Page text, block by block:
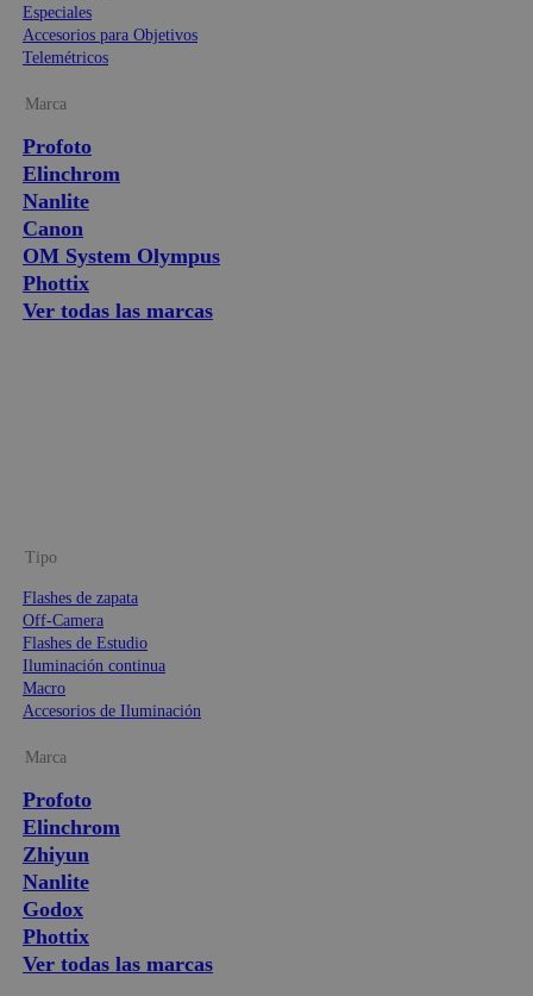
Especiales
Accesorios para Objetivos
Telemétricos
Marca
Profoto
Elinchrom
Nanlite
Canon
OM System Olympus
Phottix
Ver todas las marcas
Tipo
Flashes de zapata
Off-Camera
Flashes de Estudio
Iluminación continua
Macro
Accesorios de Iluminación
Marca
Profoto
Elinchrom
Zhiyun
Nanlite
Godox
Phottix
Ver todas las marcas